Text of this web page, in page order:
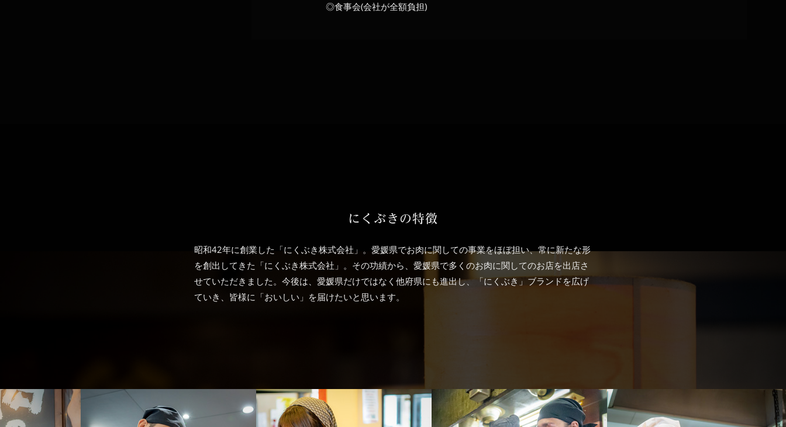
◎食事会(会社が全額負担)
にくぶきの特徴
昭和42年に創業した「にくぶき株式会社」。愛媛県でお肉に関しての事業をほぼ担い、常に新たな形
を創出してきた「にくぶき株式会社」。その功績から、愛媛県で多くのお肉に関してのお店を出店さ
せていただきました。今後は、愛媛県だけではなく他府県にも進出し、「にくぶき」ブランドを広げ
ていき、皆様に「おいしい」を届けたいと思います。